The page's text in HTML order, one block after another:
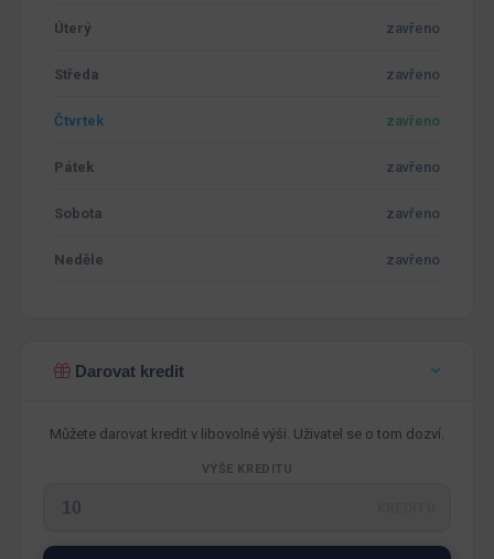
Úterý zavřeno
Středa zavřeno
Čtvrtek zavřeno
Pátek zavřeno
Sobota zavřeno
Neděle zavřeno
Darovat kredit
Můžete darovat kredit v libovolné výši. Uživatel se o tom dozví.
VÝŠE KREDITU